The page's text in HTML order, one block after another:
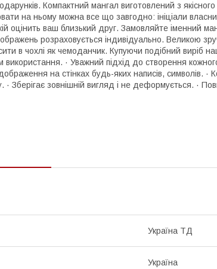
Компактний мангал виготовлений з
на ньому можна все що завгодно: ініціали
оцінить ваш близький друг. Замовляйте іменний
розраховується індивідуально. Великою
в чохлі як чемоданчик. Купуючи подібний виріб
використання. · Уважний підхід до створення
на стінках будь-яких написів, символів. ·
· Зберігає зовнішній вигляд і не деформується. ·
Україна ТД
Україна